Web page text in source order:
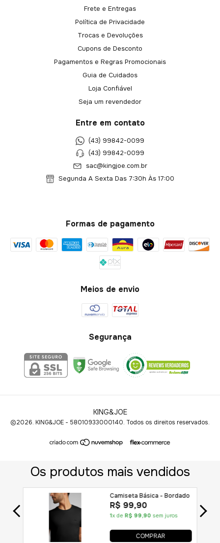
Frete e Entregas
Política de Privacidade
Trocas e Devoluções
Cupons de Desconto
Pagamentos e Regras Promocionais
Guia de Cuidados
Loja Confiável
Seja um revendedor
Entre em contato
(43) 99842-0099
(43) 99842-0099
sac@kingjoe.com.br
Segunda A Sexta Das 7:30h Às 17:00
Formas de pagamento
Meios de envio
Segurança
KING&JOE
©2026. KING&JOE - 58010933000140. Todos os direitos reservados.